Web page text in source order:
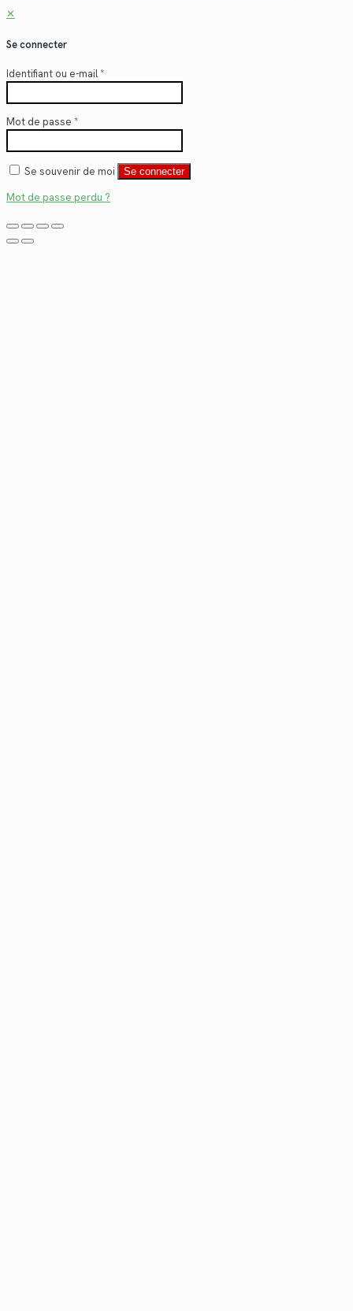
✕
Se connecter
Identifiant ou e-mail*
Mot de passe *
Se souvenir de moi Se connecter
Mot de passe perdu ?